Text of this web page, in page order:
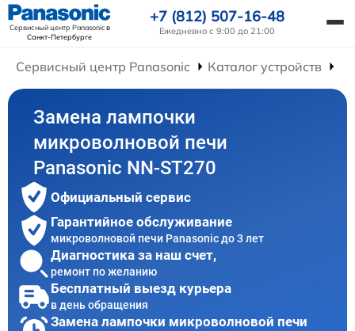
Сервисный центр Panasonicв
Санкт-Петербурге
+7 (812) 507-16-48
Ежедневно с 9:00 до 21:00
Сервисный центр Panasonic Каталог устройств
Замена лампочки
микроволновой печи
Panasonic NN-ST270
Официальный сервис
Гарантийное обслуживание
микроволновой печи Panasonic до 3 лет
Диагностика за наш счет,
ремонт по желанию
Бесплатный выезд курьера
в день обращения
Замена лампочки микроволновой печи